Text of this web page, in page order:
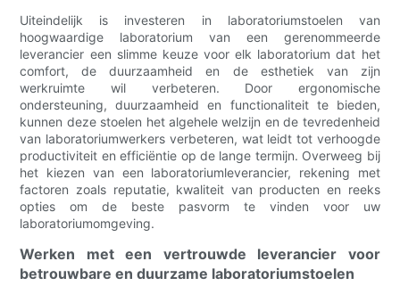
Uiteindelijk is investeren in laboratoriumstoelen van
hoogwaardige laboratorium van een gerenommeerde
leverancier een slimme keuze voor elk laboratorium dat het
comfort, de duurzaamheid en de esthetiek van zijn
werkruimte wil verbeteren. Door ergonomische
ondersteuning, duurzaamheid en functionaliteit te bieden,
kunnen deze stoelen het algehele welzijn en de tevredenheid
van laboratoriumwerkers verbeteren, wat leidt tot verhoogde
productiviteit en efficiëntie op de lange termijn. Overweeg bij
het kiezen van een laboratoriumleverancier, rekening met
factoren zoals reputatie, kwaliteit van producten en reeks
opties om de beste pasvorm te vinden voor uw
laboratoriumomgeving.
Werken met een vertrouwde leverancier voor
betrouwbare en duurzame laboratoriumstoelen